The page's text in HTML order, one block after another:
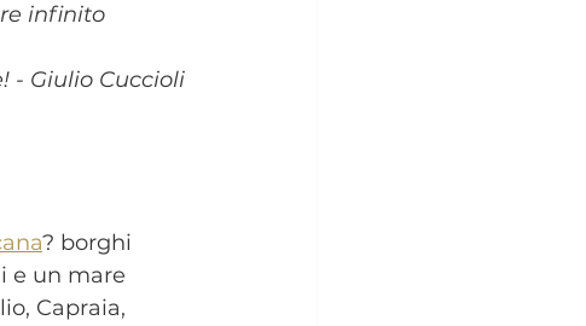
infinito
- Giulio Cuccioli
? borghi
e un mare
Capraia,